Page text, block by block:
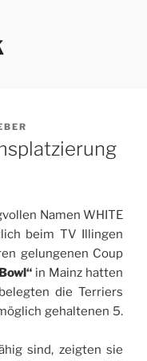
Namen WHITE
beim TV Illingen
gelungenen Coup
in Mainz hatten
die Terriers
gehaltenen 5.
sind, zeigten sie